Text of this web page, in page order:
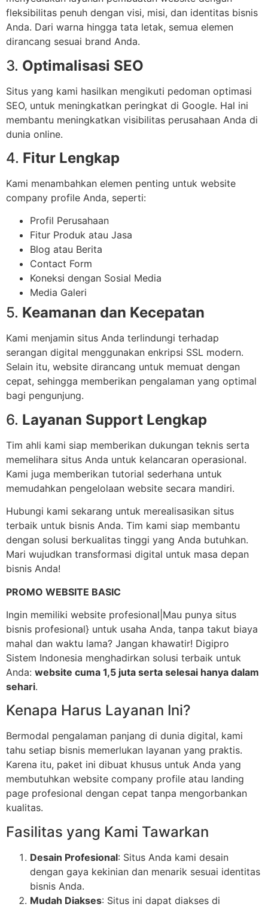
fleksibilitas penuh dengan visi, misi, dan identitas bisnis
Anda. Dari warna hingga tata letak, semua elemen
dirancang sesuai brand Anda.
3. Optimalisasi SEO
Situs yang kami hasilkan mengikuti pedoman optimasi
SEO, untuk meningkatkan peringkat di Google. Hal ini
membantu meningkatkan visibilitas perusahaan Anda di
dunia online.
4. Fitur Lengkap
Kami menambahkan elemen penting untuk website
company profile Anda, seperti:
Profil Perusahaan
Fitur Produk atau Jasa
Blog atau Berita
Contact Form
Koneksi dengan Sosial Media
Media Galeri
5. Keamanan dan Kecepatan
Kami menjamin situs Anda terlindungi terhadap
serangan digital menggunakan enkripsi SSL modern.
Selain itu, website dirancang untuk memuat dengan
cepat, sehingga memberikan pengalaman yang optimal
bagi pengunjung.
6. Layanan Support Lengkap
Tim ahli kami siap memberikan dukungan teknis serta
memelihara situs Anda untuk kelancaran operasional.
Kami juga memberikan tutorial sederhana untuk
memudahkan pengelolaan website secara mandiri.
Hubungi kami sekarang untuk merealisasikan situs
terbaik untuk bisnis Anda. Tim kami siap membantu
dengan solusi berkualitas tinggi yang Anda butuhkan.
Mari wujudkan transformasi digital untuk masa depan
bisnis Anda!
PROMO WEBSITE BASIC
Ingin memiliki website profesional|Mau punya situs
bisnis profesional} untuk usaha Anda, tanpa takut biaya
mahal dan waktu lama? Jangan khawatir! Digipro
Sistem Indonesia menghadirkan solusi terbaik untuk
Anda: website cuma 1,5 juta serta selesai hanya dalam
sehari.
Kenapa Harus Layanan Ini?
Bermodal pengalaman panjang di dunia digital, kami
tahu setiap bisnis memerlukan layanan yang praktis.
Karena itu, paket ini dibuat khusus untuk Anda yang
membutuhkan website company profile atau landing
page profesional dengan cepat tanpa mengorbankan
kualitas.
Fasilitas yang Kami Tawarkan
Desain Profesional: Situs Anda kami desain
dengan gaya kekinian dan menarik sesuai identitas
bisnis Anda.
Mudah Diakses: Situs ini dapat diakses di